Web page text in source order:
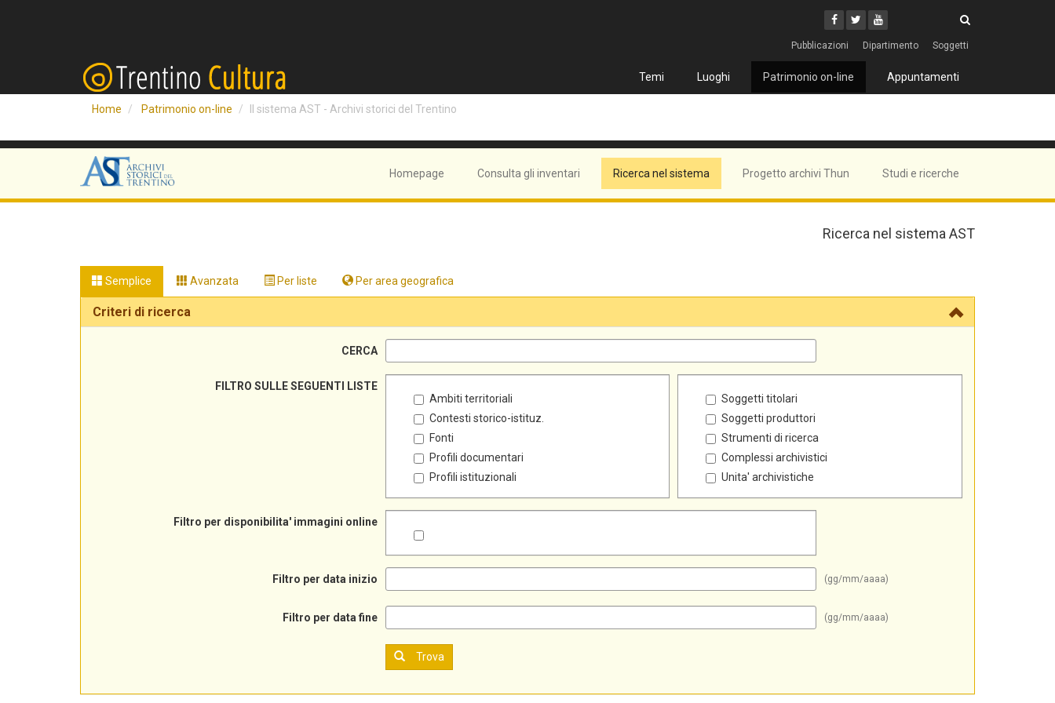
Facebook
Twitter
Youtube
Pubblicazioni Dipartimento Soggetti
Temi Luoghi Patrimonio on-line Appuntamenti
Home Patrimonio on-line Il sistema AST - Archivi storici del Trentino
Homepage Consulta gli inventari Ricerca nel sistema Progetto archivi Thun Studi e ricerche
Ricerca nel sistema AST
Semplice Avanzata Per liste Per area geografica
Criteri di ricerca
CERCA
FILTRO SULLE SEGUENTI LISTE
Ambiti territoriali
Contesti storico-istituz.
Fonti
Profili documentari
Profili istituzionali
Soggetti titolari
Soggetti produttori
Strumenti di ricerca
Complessi archivistici
Unita' archivistiche
Filtro per disponibilita' immagini online
Filtro per data inizio (gg/mm/aaaa)
Filtro per data fine (gg/mm/aaaa)
Trova